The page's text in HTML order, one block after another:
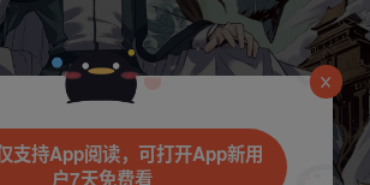
支持App阅读，可打开App新用
户7天免费看